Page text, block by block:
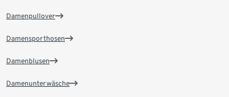
Damenpullover
Damensporthosen
Damenblusen
Damenunterwäsche